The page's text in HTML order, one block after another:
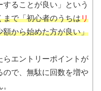
ることが良い」という
まで「初心者のうちはリ
額から始めた方が良い」
らエントリーポイントが
ので、無駄に回数を増や